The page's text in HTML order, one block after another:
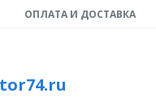
ОПЛАТА И ДОСТАВКА